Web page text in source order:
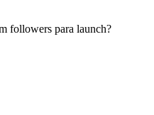
followers para launch?